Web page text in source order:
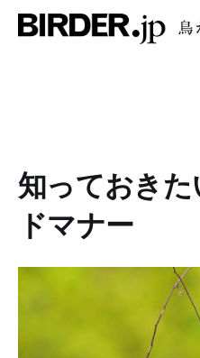
知っておき
ドマナー